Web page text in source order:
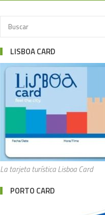
LISBOA CARD
La tarjeta turística Lisboa Card
PORTO CARD